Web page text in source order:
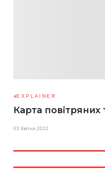
EXPLAINER
Карта повітряних
03 Квітня 2022